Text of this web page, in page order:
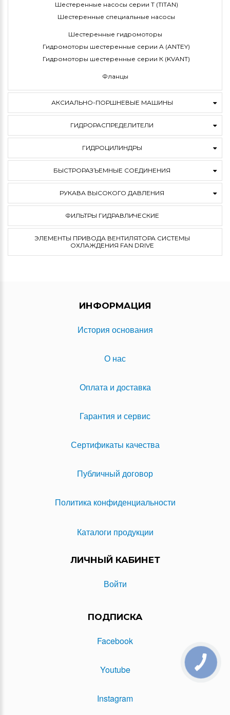
Шестеренные насосы серии Т (TITAN)
Шестеренные специальные насосы
Шестеренные гидромоторы
Гидромоторы шестеренные серии A (ANTEY)
Гидромоторы шестеренные серии К (KVANT)
Фланцы
АКСИАЛЬНО-ПОРШНЕВЫЕ МАШИНЫ
ГИДРОРАСПРЕДЕЛИТЕЛИ
ГИДРОЦИЛИНДРЫ
БЫСТРОРАЗЪЕМНЫЕ СОЕДИНЕНИЯ
РУКАВА ВЫСОКОГО ДАВЛЕНИЯ
ФИЛЬТРЫ ГИДРАВЛИЧЕСКИЕ
ЭЛЕМЕНТЫ ПРИВОДА ВЕНТИЛЯТОРА СИСТЕМЫ
ОХЛАЖДЕНИЯ FAN DRIVE
ИНФОРМАЦИЯ
История основания
О нас
Оплата и доставка
Гарантия и сервис
Сертификаты качества
Публичный договор
Политика конфиденциальности
Каталоги продукции
ЛИЧНЫЙ КАБИНЕТ
Войти
ПОДПИСКА
Facebook
Youtube
Instagram